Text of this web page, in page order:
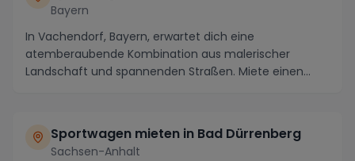
Bayern
In Vachendorf, Bayern, erwartet dich eine
atemberaubende Kombination aus malerischer
Landschaft und spannenden Straßen. Miete einen
Sportwagen mieten in Bad Dürrenberg
Sachsen-Anhalt